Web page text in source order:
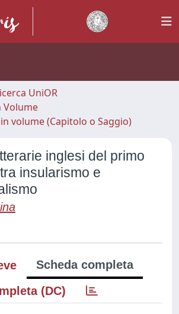
UniOR
Volume
volume (Capitolo o Saggio)
inglesi del primo
insularismo e
Scheda completa
(DC)